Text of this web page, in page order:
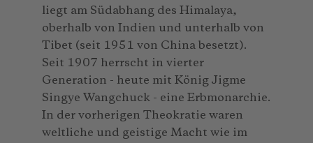
liegt am Südabhang des Himalaya,
oberhalb von Indien und unterhalb von
Tibet (seit 1951 von China besetzt).
Seit 1907 herrscht in vierter
Generation - heute mit König Jigme
Singye Wangchuck - eine Erbmonarchie.
In der vorherigen Theokratie waren
weltliche und geistige Macht wie im